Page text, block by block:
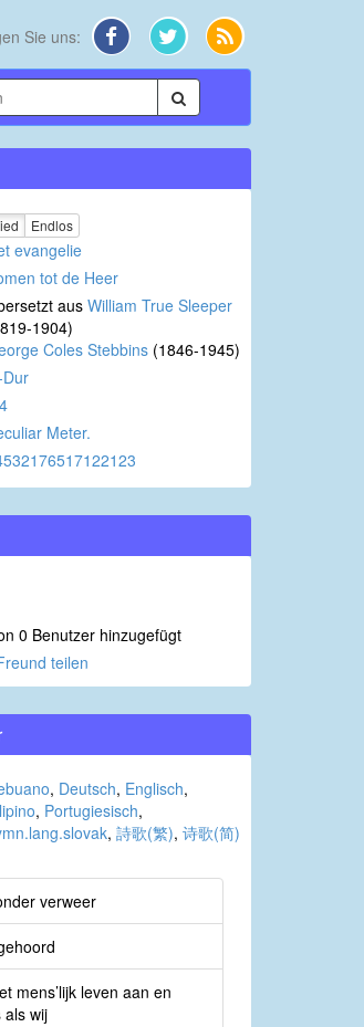
Sie uns:
Endlos
evangelie
tot de Heer
aus William True Sleeper
1904)
Coles Stebbins (1846-1945)
Meter.
0 Benutzer hinzugefügt
teilen
, Deutsch, Englisch,
, Portugiesisch,
, 詩歌(繁), 诗歌(简)
verweer
mens’lijk leven aan en
als wij